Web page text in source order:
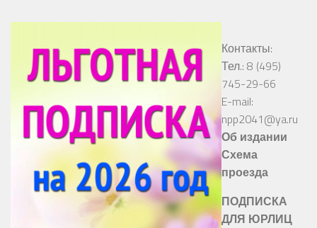
Контакты:
Тел.: 8 (495)
745-29-66
E-mail:
npp2041@ya.ru
Об издании
Схема
проезда
ПОДПИСКА
ДЛЯ ЮРЛИЦ